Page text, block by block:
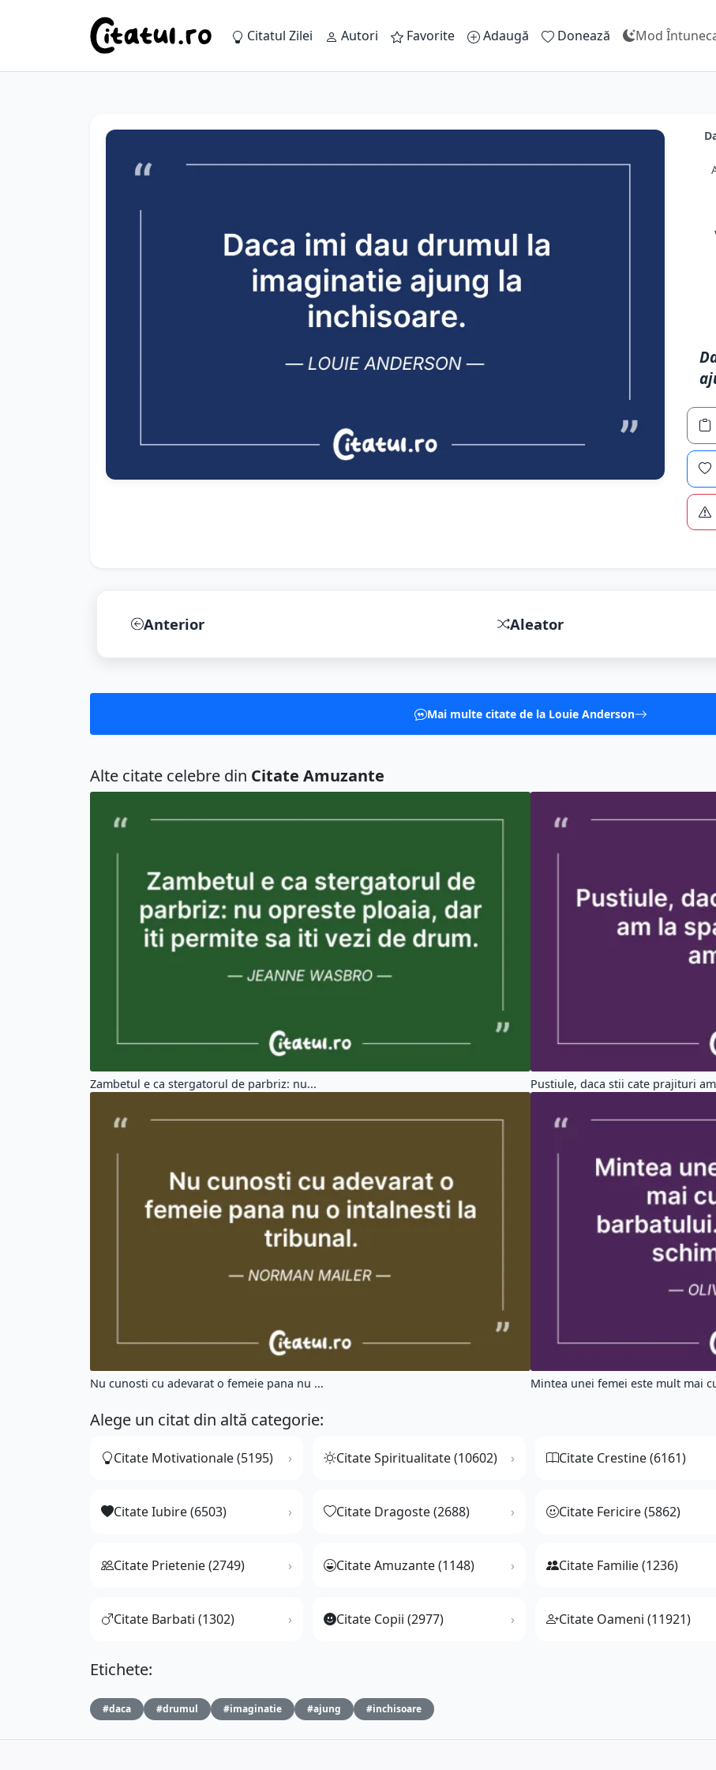
Citatul Zilei Autori Favorite Adaugă Donează Mod
Anterior Aleator
Mai multe citate de la Louie Anderson
Alte citate celebre din Citate Amuzante
Zambetul e ca stergatorul de parbriz: nu... Pustiule, daca stii cate prajituri
Nu cunosti cu adevarat o femeie pana nu ... Mintea unei femei este mult mai
Alege un citat din altă categorie:
Citate Motivationale (5195) Citate Spiritualitate (10602) Citate Crestine (6161)
Citate Iubire (6503) Citate Dragoste (2688) Citate Fericire (5862)
Citate Prietenie (2749) Citate Amuzante (1148) Citate Familie (1236)
Citate Barbati (1302) Citate Copii (2977) Citate Oameni (11921)
Etichete:
#daca #drumul #imaginatie #ajung #inchisoare